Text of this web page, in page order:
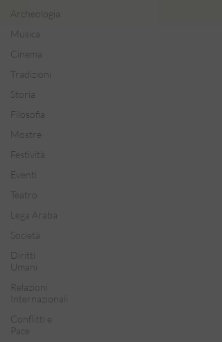
Archeologia
Musica
Cinema
Tradizioni
Storia
Filosofia
Mostre
Festività
Eventi
Teatro
Lega Araba
Società
Diritti
Umani
Relazioni
Internazionali
Conflitti e
Pace